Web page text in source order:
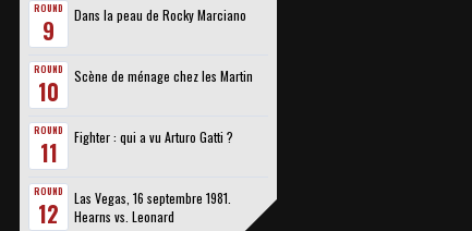
ROUND
9 Dans la peau de Rocky Marciano
ROUND
10 Scène de ménage chez les Martin
ROUND
11 Fighter : qui a vu Arturo Gatti ?
ROUND
12
Las Vegas, 16 septembre 1981.
Hearns vs. Leonard